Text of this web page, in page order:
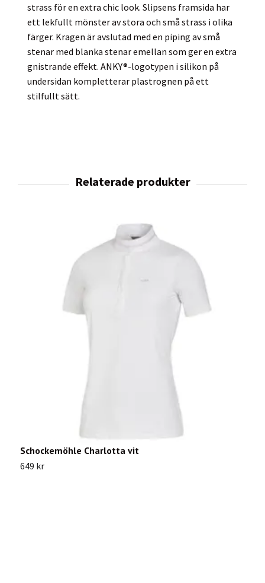
strass för en extra chic look. Slipsens framsida har
ett lekfullt mönster av stora och små strass i olika
färger. Kragen är avslutad med en piping av små
stenar med blanka stenar emellan som ger en extra
gnistrande effekt. ANKY®-logotypen i silikon på
undersidan kompletterar plastrognen på ett
stilfullt sätt.
Schockemöhle Charlotta vit
649 kr